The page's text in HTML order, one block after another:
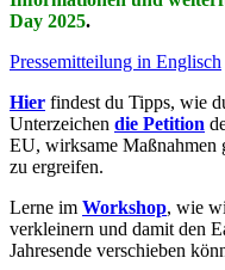
Day 2025.
Pressemitteilung in Englisch
Hier findest du Tipps, wie
Unterzeichen die Petition
EU, wirksame Maßnahmen
zu ergreifen.
Lerne im Workshop, wie
verkleinern und damit den
Jahresende verschieben